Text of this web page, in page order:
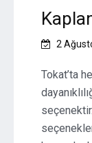
2
Tokat’ta